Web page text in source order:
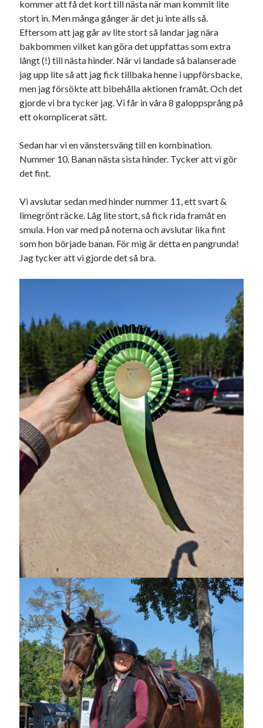
kommer att få det kort till nästa när man kommit lite
stort in. Men många gånger är det ju inte alls så.
Eftersom att jag går av lite stort så landar jag nära
bakbommen vilket kan göra det uppfattas som extra
långt (!) till nästa hinder. När vi landade så balanserade
jag upp lite så att jag fick tillbaka henne i uppförsbacke,
men jag försökte att bibehålla aktionen framåt. Och det
gjorde vi bra tycker jag. Vi får in våra 8 galoppsprång på
ett okomplicerat sätt.
Sedan har vi en vänstersväng till en kombination.
Nummer 10. Banan nästa sista hinder. Tycker att vi gör
det fint.
Vi avslutar sedan med hinder nummer 11, ett svart &
limegrönt räcke. Låg lite stort, så fick rida framåt en
smula. Hon var med på noterna och avslutar lika fint
som hon började banan. För mig är detta en pangrunda!
Jag tycker att vi gjorde det så bra.